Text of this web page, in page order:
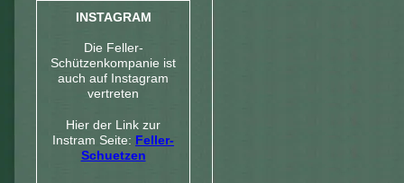
INSTAGRAM
Die Feller-
Schützenkompanie ist
auch auf Instagram
vertreten
Hier der Link zur
Instram Seite: Feller-
Schuetzen